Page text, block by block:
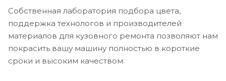
Собственная лаборатория подбора цвета,
поддержка технологов и производителей
материалов для кузовного ремонта позволяют нам
покрасить вашу машину полностью в короткие
сроки и высоким качеством.